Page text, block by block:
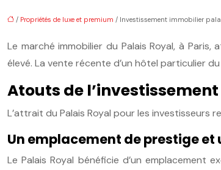
/ Propriétés de luxe et premium / Investissement immobilier
Le marché immobilier du Palais Royal, à
élevé. La vente récente d’un hôtel particulier
Atouts de
L’attrait du Palais Royal pour les investisseurs
Un emplacement de prestige
Le Palais Royal bénéficie d’un